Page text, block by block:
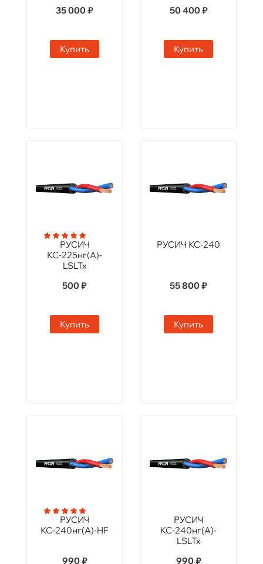
35 000 ₽
Купить
50 400 ₽
Купить
РУСИЧ
КС-225нг(А)-
LSLTx
500 ₽
Купить
РУСИЧ КС-240
55 800 ₽
Купить
РУСИЧ
КС-240нг(А)-HF
990 ₽
РУСИЧ
КС-240нг(А)-
LSLTx
990 ₽